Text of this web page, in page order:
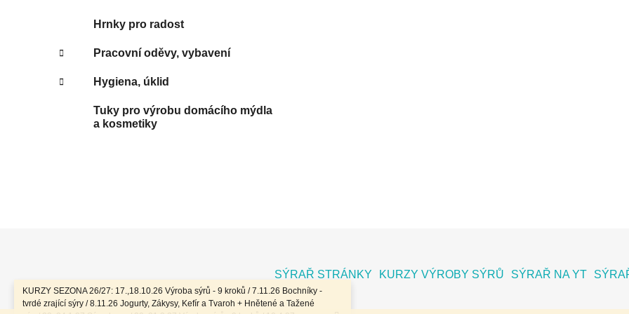
KURZY SEZONA 26/27: 17.,18.10.26 Výroba sýrů - 9 kroků / 7.11.26 Bochníky -
tvrdé zrající sýry / 8.11.26 Jogurty, Zákysy, Kefír a Tvaroh + Hnětené a Tažené
Hrnky pro radost
Pracovní oděvy, vybavení
Hygiena, úklid
Tuky pro výrobu domácího mýdla
a kosmetiky
a
SÝRAŘ STRÁNKY KURZY VÝROBY SÝRŮ SÝRAŘ NA YT